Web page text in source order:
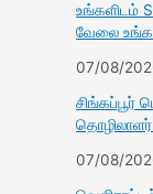
உங்களிடம்
வேலை
07/08/
சிங்கப்பூர்
தொழிலாளர்
07/08/